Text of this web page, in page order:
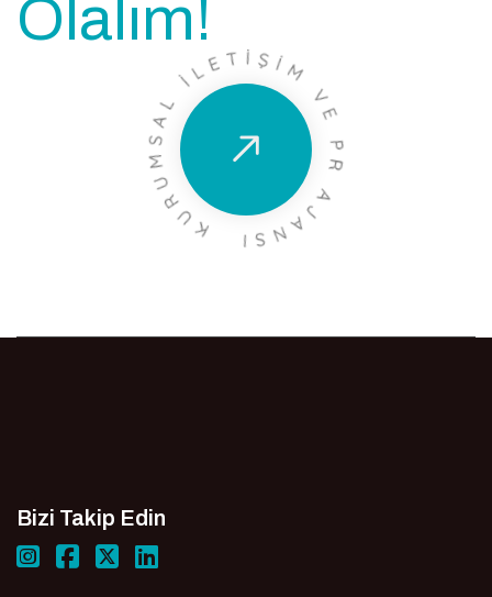
Olalım!
Bizi Takip Edin